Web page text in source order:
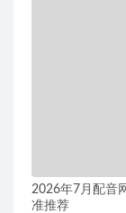
2026年7月配音
准推荐